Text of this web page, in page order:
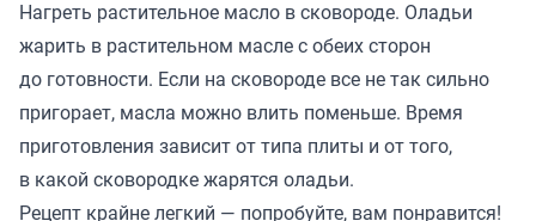
Нагреть растительное масло в сковороде. Оладьи
жарить в растительном масле с обеих сторон
до готовности. Если на сковороде все не так сильно
пригорает, масла можно влить поменьше. Время
приготовления зависит от типа плиты и от того,
в какой сковородке жарятся оладьи.
Рецепт крайне легкий — попробуйте, вам понравится!